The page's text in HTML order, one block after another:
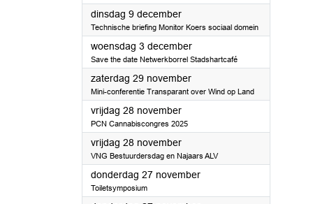
dinsdag 9 december2025
Technische briefing Monitor Koers sociaal domein
woensdag 3 december2025
Save the date Netwerkborrel Stadshartcafé
zaterdag 29 november2025
Mini-conferentie Transparant over Wind op Land
vrijdag 28 november2025
PCN Cannabiscongres 2025
vrijdag 28 november2025
VNG Bestuurdersdag en Najaars ALV
donderdag 27 november2025
Toiletsymposium